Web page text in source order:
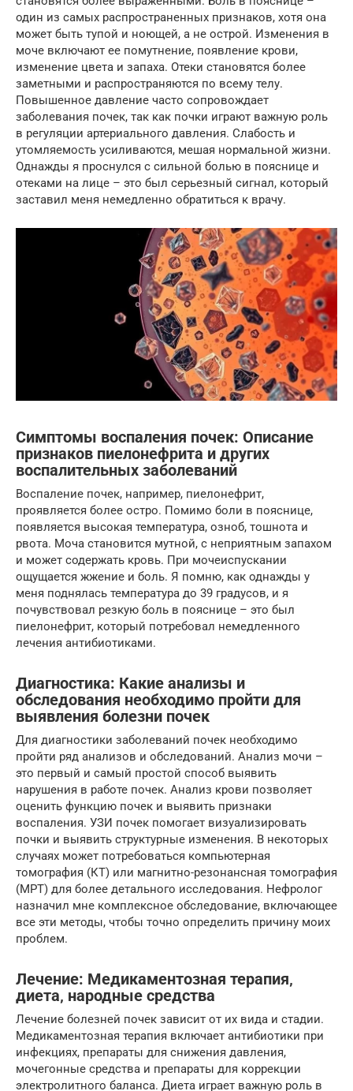
один из самых распространенных признаков, хотя она
может быть тупой и ноющей, а не острой. Изменения в
моче включают ее помутнение, появление крови,
изменение цвета и запаха. Отеки становятся более
заметными и распространяются по всему телу.
Повышенное давление часто сопровождает
заболевания почек, так как почки играют важную роль
в регуляции артериального давления. Слабость и
утомляемость усиливаются, мешая нормальной жизни.
Однажды я проснулся с сильной болью в пояснице и
отеками на лице – это был серьезный сигнал, который
заставил меня немедленно обратиться к врачу.
Симптомы воспаления почек: Описание
признаков пиелонефрита и других
воспалительных заболеваний
Воспаление почек, например, пиелонефрит,
проявляется более остро. Помимо боли в пояснице,
появляется высокая температура, озноб, тошнота и
рвота. Моча становится мутной, с неприятным запахом
и может содержать кровь. При мочеиспускании
ощущается жжение и боль. Я помню, как однажды у
меня поднялась температура до 39 градусов, и я
почувствовал резкую боль в пояснице – это был
пиелонефрит, который потребовал немедленного
лечения антибиотиками.
Диагностика: Какие анализы и
обследования необходимо пройти для
выявления болезни почек
Для диагностики заболеваний почек необходимо
пройти ряд анализов и обследований. Анализ мочи –
это первый и самый простой способ выявить
нарушения в работе почек. Анализ крови позволяет
оценить функцию почек и выявить признаки
воспаления. УЗИ почек помогает визуализировать
почки и выявить структурные изменения. В некоторых
случаях может потребоваться компьютерная
томография (КТ) или магнитно-резонансная томография
(МРТ) для более детального исследования. Нефролог
назначил мне комплексное обследование, включающее
все эти методы, чтобы точно определить причину моих
проблем.
Лечение: Медикаментозная терапия‚
диета‚ народные средства
Лечение болезней почек зависит от их вида и стадии.
Медикаментозная терапия включает антибиотики при
инфекциях, препараты для снижения давления,
мочегонные средства и препараты для коррекции
электролитного баланса. Диета играет важную роль в